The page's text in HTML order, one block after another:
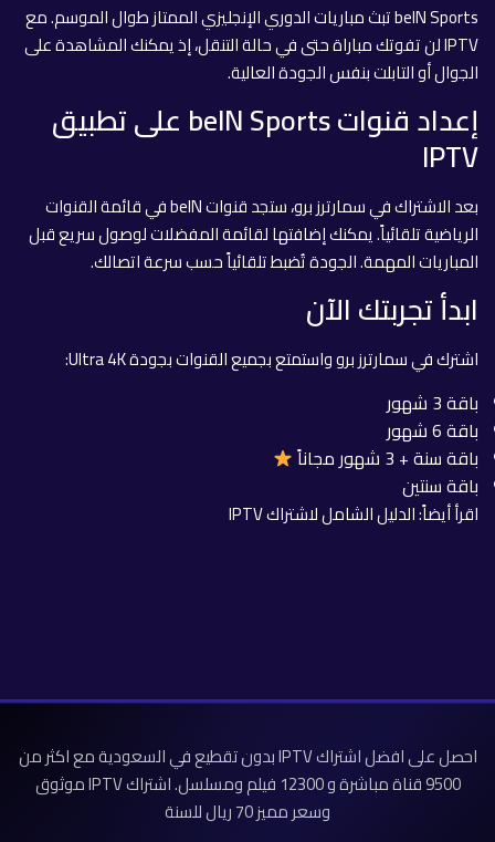
beIN Sports تبث مباريات الدوري الإنجليزي الممتاز طوال الموسم. مع
IPTV لن تفوتك مباراة حتى في حالة التنقل، إذ يمكنك المشاهدة على
الجوال أو التابلت بنفس الجودة العالية.
إعداد قنوات beIN Sports على تطبيق
IPTV
بعد الاشتراك في سمارترز برو، ستجد قنوات beIN في قائمة القنوات
الرياضية تلقائياً. يمكنك إضافتها لقائمة المفضلات لوصول سريع قبل
المباريات المهمة. الجودة تُضبط تلقائياً حسب سرعة اتصالك.
ابدأ تجربتك الآن
اشترك في سمارترز برو واستمتع بجميع القنوات بجودة Ultra 4K:
باقة 3 شهور
باقة 6 شهور
باقة سنة + 3 شهور مجاناً
باقة سنتين
اقرأ أيضاً:الدليل الشامل لاشتراك IPTV
احصل على افضل اشتراك IPTV بدون تقطيع في السعودية مع اكثر من
9500 قناة مباشرة و 12300 فيلم ومسلسل. اشتراك IPTV موثوق
وسعر مميز 70 ريال للسنة